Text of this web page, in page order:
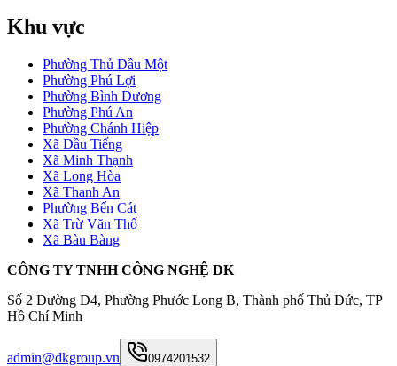
Khu vực
Phường Thủ Dầu Một
Phường Phú Lợi
Phường Bình Dương
Phường Phú An
Phường Chánh Hiệp
Xã Dầu Tiếng
Xã Minh Thạnh
Xã Long Hòa
Xã Thanh An
Phường Bến Cát
Xã Trừ Văn Thố
Xã Bàu Bàng
CÔNG TY TNHH CÔNG NGHỆ DK
Số 2 Đường D4, Phường Phước Long B, Thành phố Thủ Đức, TP
Hồ Chí Minh
admin@dkgroup.vn 0974201532